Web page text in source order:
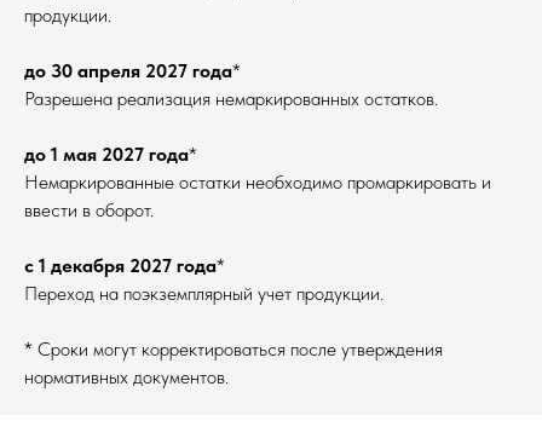
продукции.
до 30 апреля 2027 года*
Разрешена реализация немаркированных остатков.
до 1 мая 2027 года*
Немаркированные остатки необходимо промаркировать и
ввести в оборот.
с 1 декабря 2027 года*
Переход на поэкземплярный учет продукции.
* Сроки могут корректироваться после утверждения
нормативных документов.